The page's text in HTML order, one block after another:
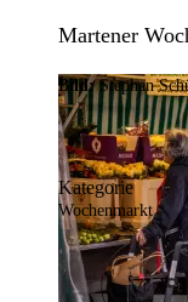
Martener
Bild:Stephan
Kategorie
Wochenmarkt